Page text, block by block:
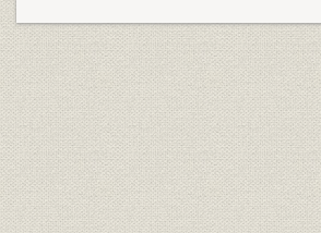
社訓 此度店々江申渡覚
社訓;規則 江戸両替店大式目
社訓;規則 家方式目
社訓;規則 公法式